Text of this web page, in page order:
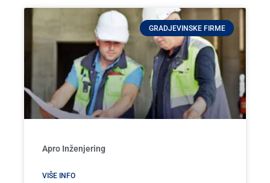
GRADJEVINSKE FIRME
Apro Inženjering
VIŠE INFO